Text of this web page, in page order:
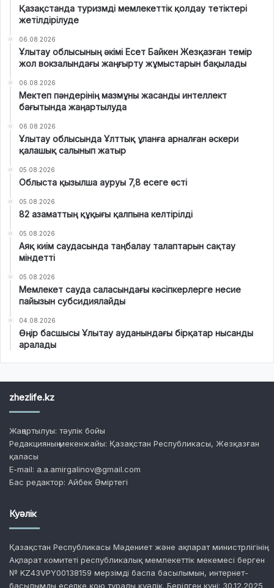
Қазақстанда туризмді мемлекеттік қолдау тетіктері
жетілдірілуде
06.08.2026
Ұлытау облысының әкімі Есет Байкен Жезқазған темір
жол вокзалындағы жаңғырту жұмыстарын бақылады
06.08.2026
Мектеп пәндерінің мазмұны жасанды интеллект
бағытында жаңартылуда
06.08.2026
Ұлытау облысында Ұлттық ұланға арналған әскери
қалашық салынып жатыр
05.08.2026
Облыста қызылша ауруы 7,8 есеге өсті
05.08.2026
82 азаматтың құқығы қалпына келтірілді
05.08.2026
Аяқ киім саудасында таңбалау талаптарын сақтау
міндетті
05.08.2026
Мемлекет сауда саласындағы кәсіпкерлерге несие
пайызын субсидиялайды
04.08.2026
Өңір басшысы Ұлытау ауданындағы бірқатар нысанды
аралады
zhezlife.kz
Жаңартылуы: тәулік бойы
Редакцияның мекенжайы: Қазақстан Республикасы, Жезқазған
қаласы
E-mail: a.a.amirgalinov@gmail.com
Бас редактор: Айбек Әміртегі
Куәлік
Қазақстан Республикасы Мәдениет және ақпарат министрлігінің
Ақпарат комитеті республикалық мемлекеттік мекемесі берген
№ KZ43VPY00138159 мерзімді баспа басылымын, интернет-
басылымды есепке қою туралы куәлік. Берілген күні: 30.12.2025